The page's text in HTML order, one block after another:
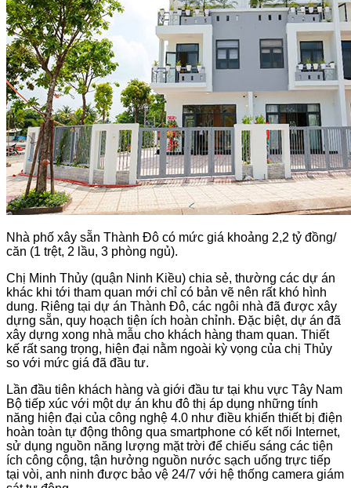
Nhà phố xây sẵn Thành Đô có mức giá khoảng 2,2 tỷ đồng/
căn (1 trệt, 2 lầu, 3 phòng ngủ).
Chị Minh Thủy (quận Ninh Kiều) chia sẻ, thường các dự án
khác khi tới tham quan mới chỉ có bản vẽ nên rất khó hình
dung. Riêng tại dự án Thành Đô, các ngôi nhà đã được xây
dựng sẵn, quy hoạch tiện ích hoàn chỉnh. Đặc biệt, dự án đã
xây dựng xong nhà mẫu cho khách hàng tham quan. Thiết
kế rất sang trọng, hiện đại nằm ngoài kỳ vọng của chị Thủy
so với mức giá đã đầu tư.
Lần đầu tiên khách hàng và giới đầu tư tại khu vực Tây Nam
Bộ tiếp xúc với một dự án khu đô thị áp dụng những tính
năng hiện đại của công nghệ 4.0 như điều khiển thiết bị điện
hoàn toàn tự động thông qua smartphone có kết nối Internet,
sử dụng nguồn năng lượng mặt trời để chiếu sáng các tiện
ích công cộng, tận hưởng nguồn nước sạch uống trực tiếp
tại vòi, anh ninh được bảo vệ 24/7 với hệ thống camera giám